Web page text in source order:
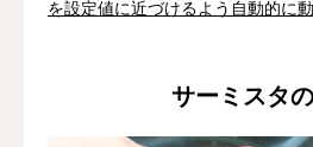
を設定値に近づけるよう自動的に
サーミスタ